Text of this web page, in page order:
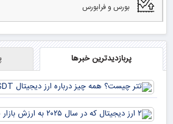
بورس و فرابورس
پربازدیدترین خبرها